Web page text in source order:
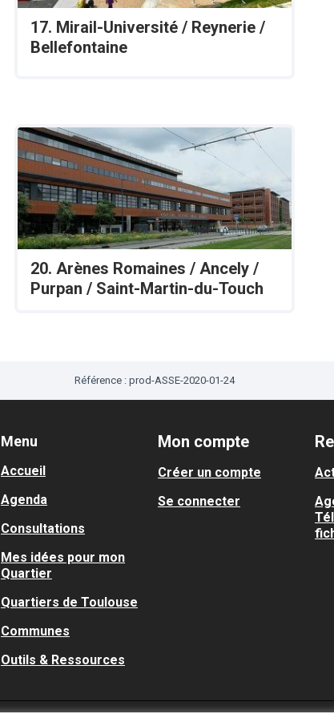
17. Mirail-Université / Reynerie /
Bellefontaine
20. Arènes Romaines / Ancely /
Purpan / Saint-Martin-du-Touch
Référence : prod-ASSE-2020-01-24
Menu
Accueil
Agenda
Consultations
Mes idées pour mon
Quartier
Quartiers de Toulouse
Communes
Outils & Ressources
Mon compte
Créer un compte
Se connecter